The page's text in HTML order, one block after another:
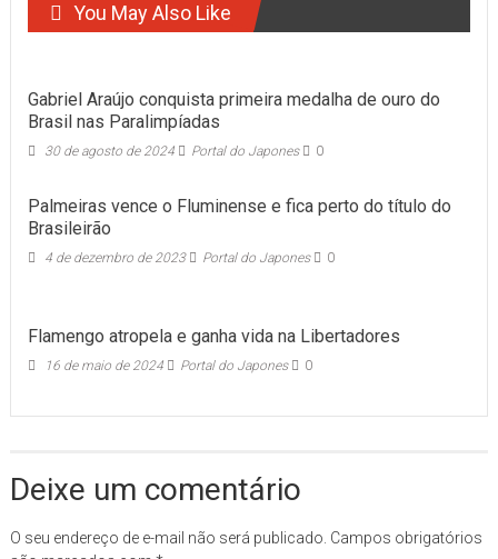
You May Also Like
Gabriel Araújo conquista primeira medalha de ouro do
Brasil nas Paralimpíadas
30 de agosto de 2024 Portal do Japones 0
Palmeiras vence o Fluminense e fica perto do título do
Brasileirão
4 de dezembro de 2023 Portal do Japones 0
Flamengo atropela e ganha vida na Libertadores
16 de maio de 2024 Portal do Japones 0
Deixe um comentário
O seu endereço de e-mail não será publicado. Campos obrigatórios